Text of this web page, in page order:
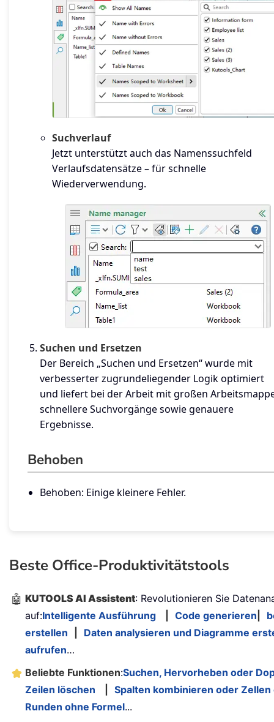
Suchverlauf
Jetzt unterstützt auch das Namenssuchfeld
Verlaufsdatensätze – für schnelle
Wiederverwendung.
Suchen und Ersetzen
Der Bereich „Suchen und Ersetzen“ wurde mit
verbesserter zugrundeliegender Logik optimiert
und liefert bei der Arbeit mit großen
schnellere Suchvorgänge sowie genauere
Ergebnisse.
Behoben
Behoben: Einige kleinere Fehler.
Beste Office-Produktivitätstools
🤖 KUTOOLS AI Assistent: Revolutionieren Sie
auf:Intelligente Ausführung Code generieren
erstellen
Daten analysieren und Diagramme
aufrufen…
Beliebte Funktionen:Suchen, Hervorheben oder
Zeilen löschen
Spalten kombinieren oder
Runden ohne Formel...